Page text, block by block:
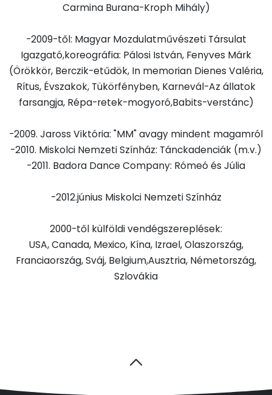
Carmina Burana-Kroph Mihály)
-2009-től: Magyar Mozdulatművészeti Társulat
Igazgató,koreográfia: Pálosi István, Fenyves Márk
(Örökkör, Berczik-etűdök, In memorian Dienes Valéria,
Rítus, Évszakok, Tükörfényben, Karnevál-Az állatok
farsangja, Répa-retek-mogyoró,Babits-verstánc)
-2009. Jaross Viktória: "MM" avagy mindent magamról
-2010. Miskolci Nemzeti Színház: Tánckadenciák (m.v.)
-2011. Badora Dance Company: Rómeó és Júlia
-2012.június Miskolci Nemzeti Színház
2000-től külföldi vendégszereplések:
USA, Canada, Mexico, Kína, Izrael, Olaszország,
Franciaország, Sváj, Belgium,Ausztria, Németország,
Szlovákia